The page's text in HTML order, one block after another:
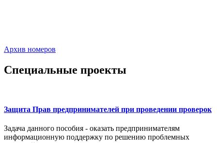
Архив номеров
Специальные проекты
Защита Прав предпринимателей при проведении проверок
Задача данного пособия - оказать предпринимателям
информационную поддержку по решению проблемных